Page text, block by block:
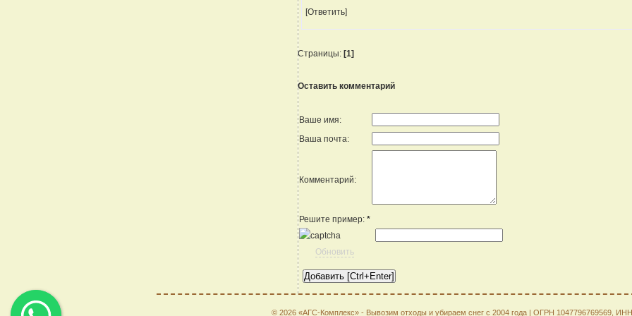
[Ответить]
Страницы: [1]
Оставить комментарий
Ваше имя:
Ваша почта:
Комментарий:
Решите пример: *
Обновить
© 2026 «АГС-Комплекс» - Вывозим отходы и убираем снегс 2004 года | ОГРН 1047796769569,